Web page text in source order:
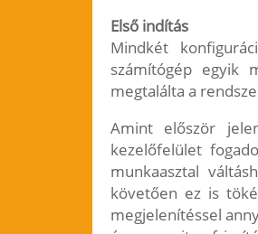
Első indítás
Mindkét
számítógép egyik
megtalálta a
Amint először
kezelőfelület
munkaasztal
követően ez is
megjelenítéssel